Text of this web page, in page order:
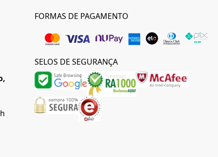
FORMAS DE PAGAMENTO
SELOS DE SEGURANÇA